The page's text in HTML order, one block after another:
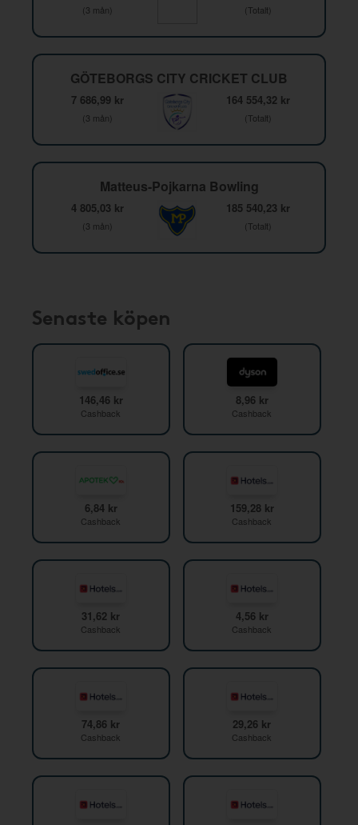
(3 mån) (Totalt)
GÖTEBORGS CITY CRICKET CLUB
7 686,99 kr
(3 mån)
164 554,32 kr
(Totalt)
Matteus-Pojkarna Bowling
4 805,03 kr
(3 mån)
185 540,23 kr
(Totalt)
Senaste köpen
146,46 kr
Cashback
8,96 kr
Cashback
6,84 kr
Cashback
159,28 kr
Cashback
31,62 kr
Cashback
4,56 kr
Cashback
74,86 kr
Cashback
29,26 kr
Cashback